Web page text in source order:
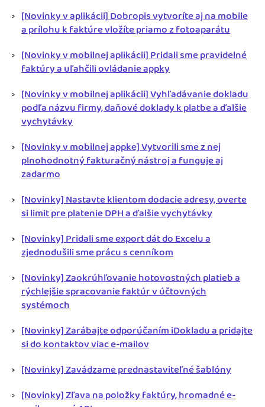
[Novinky v aplikácii] Dobropis vytvoríte aj na mobile
a prílohu k faktúre vložíte priamo z fotoaparátu
[Novinky v mobilnej aplikácii] Pridali sme pravidelné
faktúry a uľahčili ovládanie appky
[Novinky v mobilnej aplikácii] Vyhľadávanie dokladu
podľa názvu firmy, daňové doklady k platbe a ďalšie
vychytávky
[Novinky v mobilnej appke] Vytvorili sme z nej
plnohodnotný fakturačný nástroj a funguje aj
zadarmo
[Novinky] Nastavte klientom dodacie adresy, overte
si limit pre platenie DPH a ďalšie vychytávky
[Novinky] Pridali sme export dát do Excelu a
zjednodušili sme prácu s cenníkom
[Novinky] Zaokrúhľovanie hotovostných platieb a
rýchlejšie spracovanie faktúr v účtovných
systémoch
[Novinky] Zarábajte odporúčaním iDokladu a pridajte
si do kontaktov viac e-mailov
[Novinky] Zavádzame prednastaviteľné šablóny
[Novinky] Zľava na položky faktúry, hromadné e-